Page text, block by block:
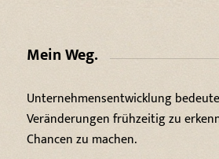
Mein Weg.
Unternehmensentwicklung
Veränderungen frühzeitig zu
Chancen zu machen.